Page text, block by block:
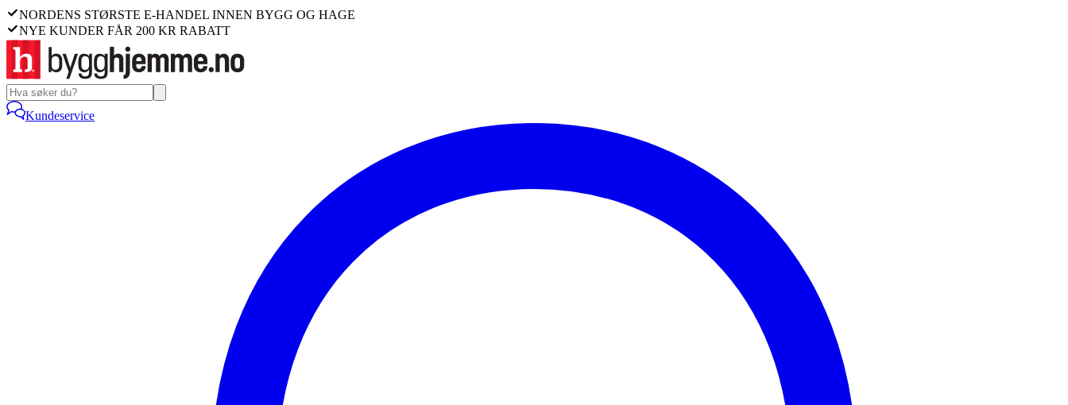
NORDENS STØRSTE E-HANDEL INNEN BYGG OG HAGE
NYE KUNDER FÅR 200 KR RABATT
Kundeservice